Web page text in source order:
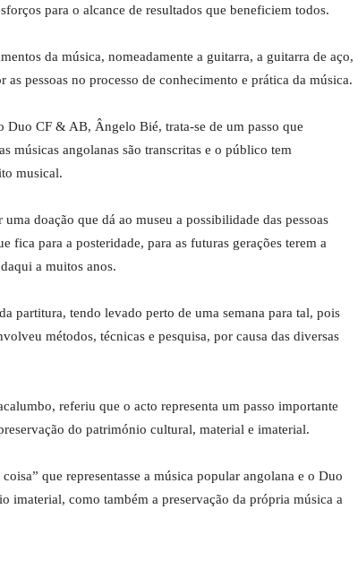
para o alcance de resultados que beneficiem todos.
da música, nomeadamente a guitarra, a guitarra de aço,
pessoas no processo de conhecimento e prática da música.
CF & AB, Ângelo Bié, trata-se de um passo que
músicas angolanas são transcritas e o público tem
musical.
doação que dá ao museu a possibilidade das pessoas
fica para a posteridade, para as futuras gerações terem a
a muitos anos.
partitura, tendo levado perto de uma semana para tal, pois
métodos, técnicas e pesquisa, por causa das diversas
referiu que o acto representa um passo importante
do património cultural, material e imaterial.
que representasse a música popular angolana e o Duo
imaterial, como também a preservação da própria música a